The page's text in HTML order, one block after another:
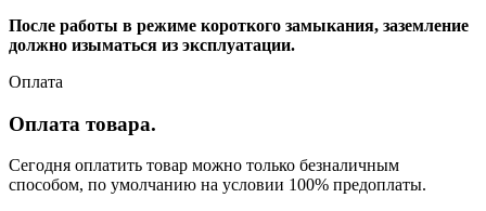
После работы в режиме короткого замыкания, заземление
должно изыматься из эксплуатации.
Оплата
Оплата товара.
Сегодня оплатить товар можно только безналичным
способом, по умолчанию на условии 100% предоплаты.